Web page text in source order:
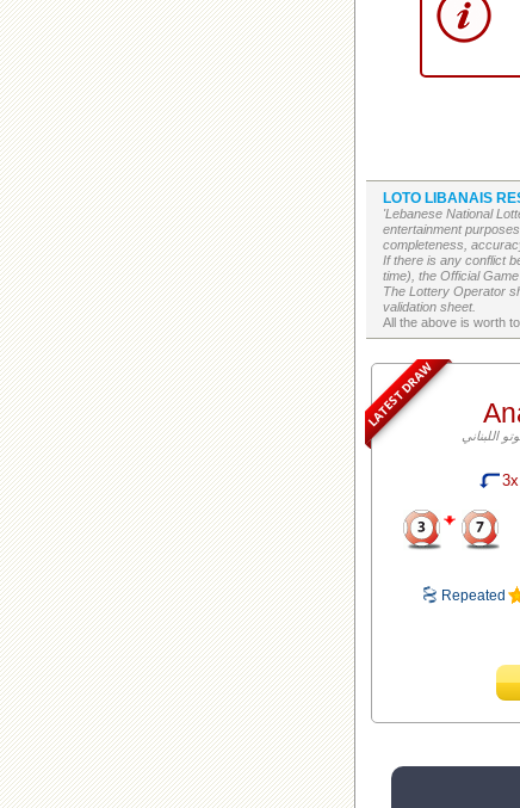
LOTO LIBANAIS
'Lebanese National
entertainment
completeness,
If there is any conflict
time), the Official
The Lottery Operator
validation sheet.
LATEST DRAW
3x
Repeated